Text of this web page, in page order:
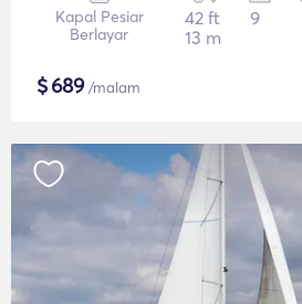
Kapal Pesiar
Berlayar
42 ft
13 m
9
$689/malam